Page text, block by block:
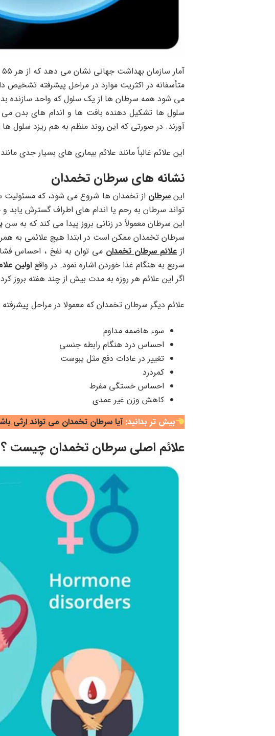
آمار سازمان بهداشت جهانی نشان می دهد که از هر ۵۵ زن در جهان یک نفر به سرطان تخمدان در مقطعی از زندگی اش مبتلا می شود.
متأسفانه در اکثریت موارد در مراحل پیشرفته
می شود همه سرطان ها از یک سلول ‌که واحد سازنده
سلول ها تشکیل دهنده بافت ها و اندام های بدن
آورند. در صورتی که این روند منظم به هم ‌‌‌‌‌‌‌‌ریزد سلول
این علائم غالباً مانند علائم بیماری های بسیار جدی
نشانه های سرطان تخمدان
اینسرطان از تخمدان ها شروع می شود، که مسئولیت
تواند سرطان به رحم یا اندام های اطراف گسترش یابد
این سرطان معمولاً در زنانی بروز پیدا می کند که به سن
سرطان تخمدان ممکن است در ابتدا هیچ علائمی به
ازعلائم سرطان تخمدان می توان به نفخ ، احساس
سریع به هنگام غذا خوردن اشاره نمود. در واقعاولین
اگر این علائم هر روزه به مدت بیش از چند هفته بروز
علائم دیگر سرطان تخمدان که معمولا در مراحل
سوء هاضمه مداوم
احساس درد هنگام رابطه جنسی
تغییر در عادات دفع مثل یبوست
کمردرد
احساس خستگی مفرط
کاهش وزن غیر عمدی
بیش تر بدانید:آیا سرطان تخمدان می تواند ارثی
علائم اصلی سرطان تخمدان چیست ؟